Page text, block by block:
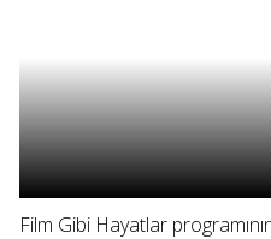
Film Gibi Hayatlar